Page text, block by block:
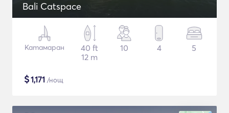
Bali Catspace
Катамаран
40 ft
12 m
10 4 5
$1,171 /нощ